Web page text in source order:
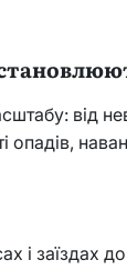
від
опадів,
і заїздах